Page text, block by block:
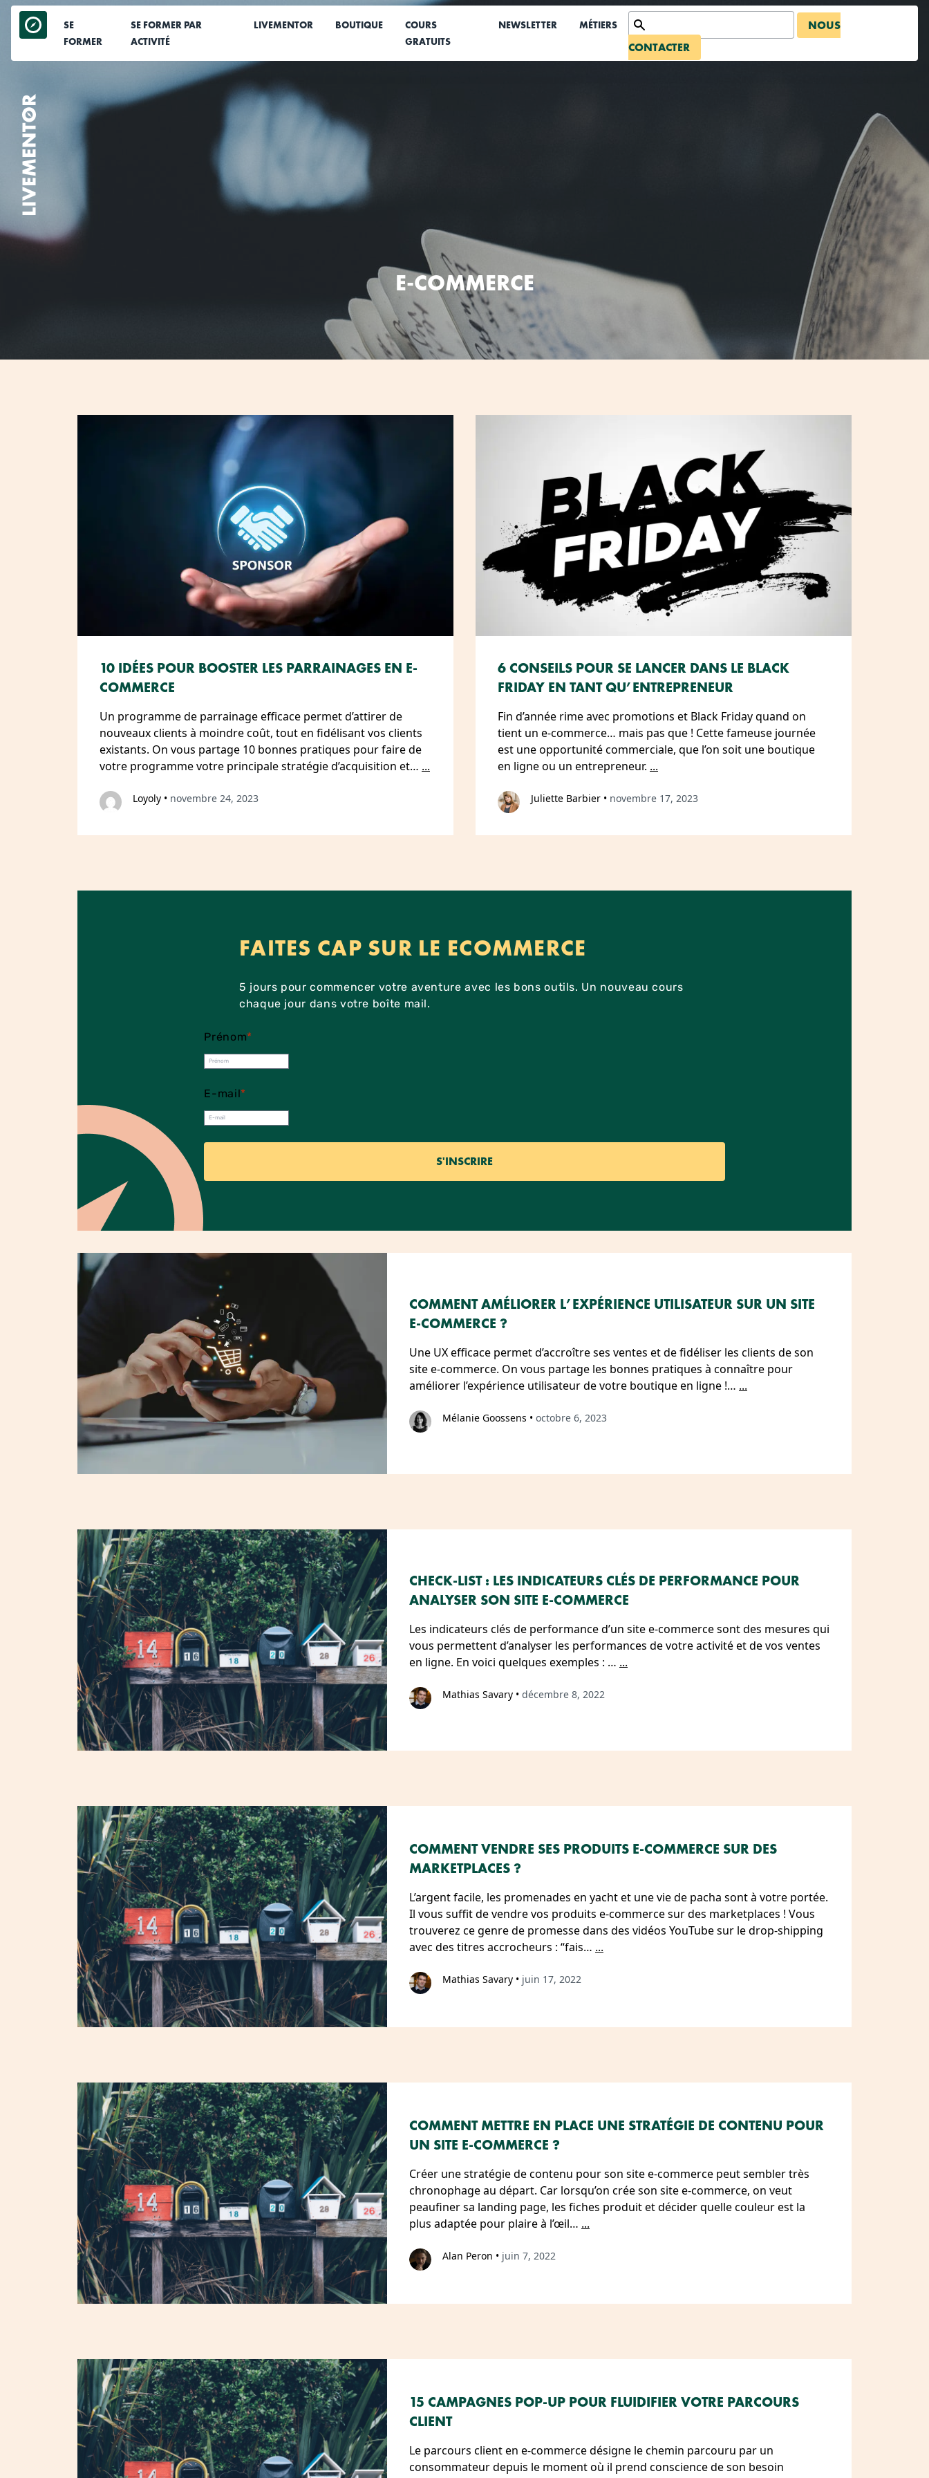
Aller
contenu
SE
FORMER
SE FORMER PAR
ACTIVITÉ
LIVEMENTOR BOUTIQUE
COURS
GRATUITS
NEWSLETTER MÉTIERS
NOUS
CONTACTER
E-COMMERCE
10 IDÉES POUR BOOSTER LES PARRAINAGES EN E-
COMMERCE
Un programme de parrainage efficace permet d’attirer de
nouveaux clients à moindre coût, tout en fidélisant vos clients
existants. On vous partage 10 bonnes pratiques pour faire de
votre programme votre principale stratégie d’acquisition et… ...
Loyoly • novembre 24, 2023
6 CONSEILS POUR SE LANCER DANS LE BLACK
FRIDAY EN TANT QU’ENTREPRENEUR
Fin d’année rime avec promotions et Black Friday quand on
tient un e-commerce… mais pas que ! Cette fameuse journée
est une opportunité commerciale, que l’on soit une boutique
en ligne ou un entrepreneur. ...
Juliette Barbier • novembre 17, 2023
FAITES CAP SUR LE ECOMMERCE
5 jours pour commencer votre aventure avec les bons outils. Un nouveau cours
chaque jour dans votre boîte mail.
Prénom*
E-mail*
COMMENT AMÉLIORER L’EXPÉRIENCE UTILISATEUR SUR UN SITE
E-COMMERCE ?
Une UX efficace permet d’accroître ses ventes et de fidéliser les clients de son
site e-commerce. On vous partage les bonnes pratiques à connaître pour
améliorer l’expérience utilisateur de votre boutique en ligne !… ...
Mélanie Goossens • octobre 6, 2023
CHECK-LIST : LES INDICATEURS CLÉS DE PERFORMANCE POUR
ANALYSER SON SITE E-COMMERCE
Les indicateurs clés de performance d’un site e-commerce sont des mesures qui
vous permettent d’analyser les performances de votre activité et de vos ventes
en ligne. En voici quelques exemples : … ...
Mathias Savary • décembre 8, 2022
COMMENT VENDRE SES PRODUITS E-COMMERCE SUR DES
MARKETPLACES ?
L’argent facile, les promenades en yacht et une vie de pacha sont à votre portée.
Il vous suffit de vendre vos produits e-commerce sur des marketplaces ! Vous
trouverez ce genre de promesse dans des vidéos YouTube sur le drop-shipping
avec des titres accrocheurs : “fais… ...
Mathias Savary • juin 17, 2022
COMMENT METTRE EN PLACE UNE STRATÉGIE DE CONTENU POUR
UN SITE E-COMMERCE ?
Créer une stratégie de contenu pour son site e-commerce peut sembler très
chronophage au départ. Car lorsqu’on crée son site e-commerce, on veut
peaufiner sa landing page, les fiches produit et décider quelle couleur est la
plus adaptée pour plaire à l’œil… ...
Alan Peron • juin 7, 2022
15 CAMPAGNES POP-UP POUR FLUIDIFIER VOTRE PARCOURS
CLIENT
Le parcours client en e-commerce désigne le chemin parcouru par un
consommateur depuis le moment où il prend conscience de son besoin